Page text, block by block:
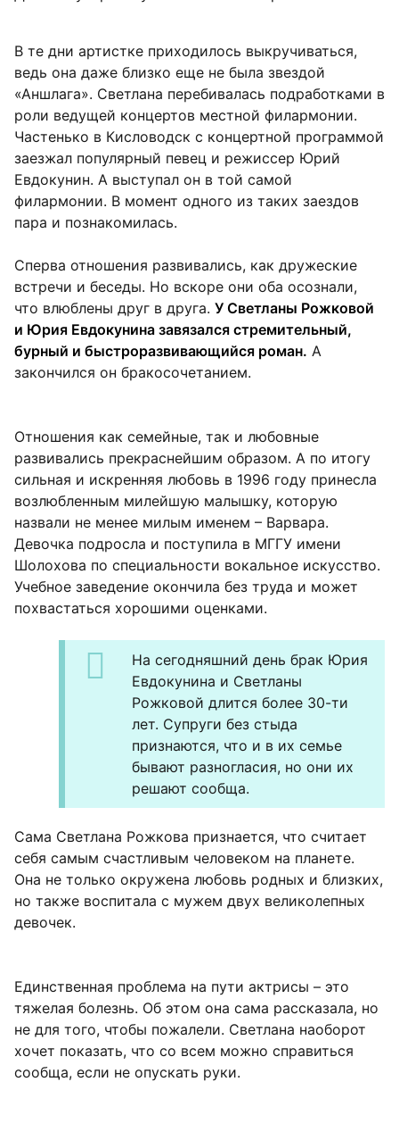
В те дни артистке приходилось выкручиваться,
ведь она даже близко еще не была звездой
«Аншлага». Светлана перебивалась подработками в
роли ведущей концертов местной филармонии.
Частенько в Кисловодск с концертной программой
заезжал популярный певец и режиссер Юрий
Евдокунин. А выступал он в той самой
филармонии. В момент одного из таких заездов
пара и познакомилась.
Сперва отношения развивались, как дружеские
встречи и беседы. Но вскоре они оба осознали,
что влюблены друг в друга. У Светланы Рожковой
и Юрия Евдокунина завязался стремительный,
бурный и быстроразвивающийся роман. А
закончился он бракосочетанием.
Отношения как семейные, так и любовные
развивались прекраснейшим образом. А по итогу
сильная и искренняя любовь в 1996 году принесла
возлюбленным милейшую малышку, которую
назвали не менее милым именем – Варвара.
Девочка подросла и поступила в МГГУ имени
Шолохова по специальности вокальное искусство.
Учебное заведение окончила без труда и может
похвастаться хорошими оценками.
На сегодняшний день брак Юрия
Евдокунина и Светланы
Рожковой длится более 30-ти
лет. Супруги без стыда
признаются, что и в их семье
бывают разногласия, но они их
решают сообща.
Сама Светлана Рожкова признается, что считает
себя самым счастливым человеком на планете.
Она не только окружена любовь родных и близких,
но также воспитала с мужем двух великолепных
девочек.
Единственная проблема на пути актрисы – это
тяжелая болезнь. Об этом она сама рассказала, но
не для того, чтобы пожалели. Светлана наоборот
хочет показать, что со всем можно справиться
сообща, если не опускать руки.